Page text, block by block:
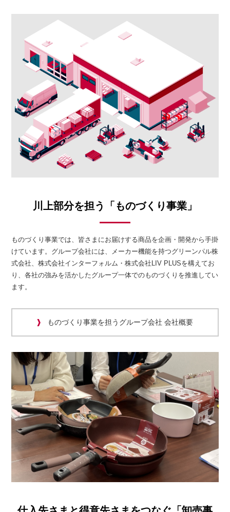
川上部分を担う「ものづくり事業」
ものづくり事業では、皆さまにお届けする商品を企画・開発から手掛
けています。グループ会社には、メーカー機能を持つグリーンパル株
式会社、株式会社インターフォルム・株式会社LIV PLUSを構えてお
り、各社の強みを活かしたグループ一体でのものづくりを推進してい
ます。
ものづくり事業を担うグループ会社 会社概要